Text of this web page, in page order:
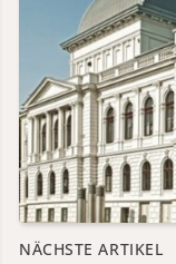
NÄCHSTE ARTIKEL